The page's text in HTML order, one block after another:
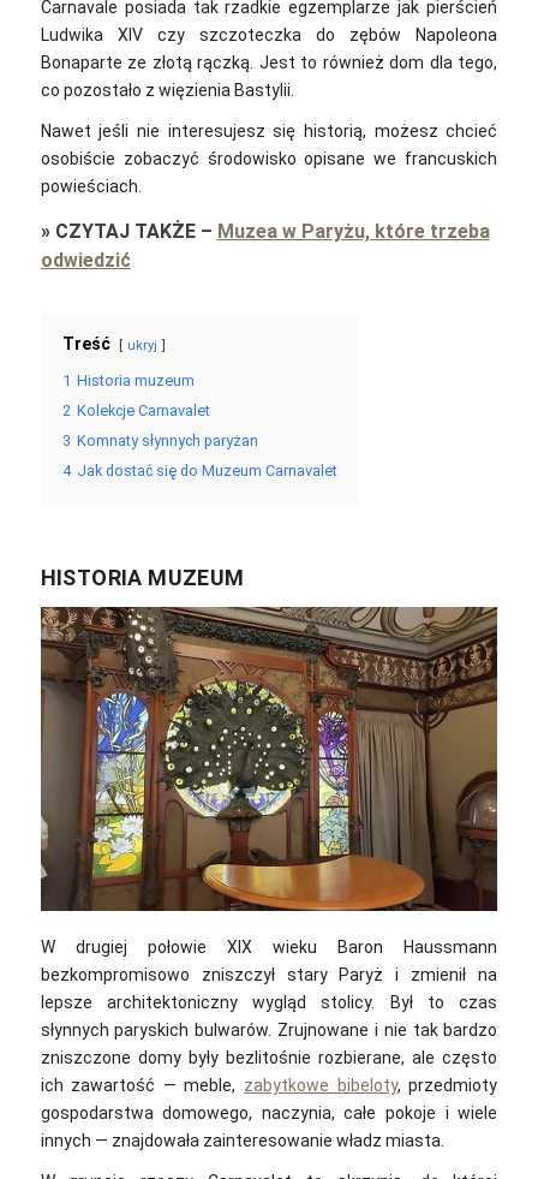
Carnavale posiada tak rzadkie egzemplarze jak pierścień
Ludwika XIV czy szczoteczka do zębów Napoleona
Bonaparte ze złotą rączką. Jest to również dom dla tego,
co pozostało z więzienia Bastylii.
Nawet jeśli nie interesujesz się historią, możesz chcieć
osobiście zobaczyć środowisko opisane we francuskich
powieściach.
» CZYTAJ TAKŻE– Muzea w Paryżu, które trzeba
odwiedzić
Treść ukryj
1 Historia muzeum
2 Kolekcje Carnavalet
3 Komnaty słynnych paryżan
4 Jak dostać się do Muzeum Carnavalet
HISTORIA MUZEUM
W drugiej połowie XIX wieku Baron Haussmann
bezkompromisowo zniszczył stary Paryż i zmienił na
lepsze architektoniczny wygląd stolicy. Był to czas
słynnych paryskich bulwarów. Zrujnowane i nie tak bardzo
zniszczone domy były bezlitośnie rozbierane, ale często
ich zawartość — meble, zabytkowe bibeloty, przedmioty
gospodarstwa domowego, naczynia, całe pokoje i wiele
innych — znajdowała zainteresowanie władz miasta.